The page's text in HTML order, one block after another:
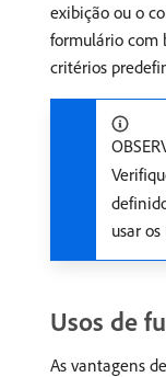
exibição ou o
formulário com
critérios
usar
Usos de
As vantagens